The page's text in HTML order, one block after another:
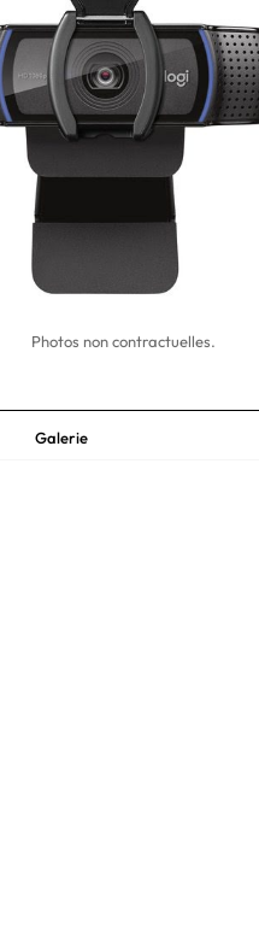
Photos non contractuelles.
Galerie